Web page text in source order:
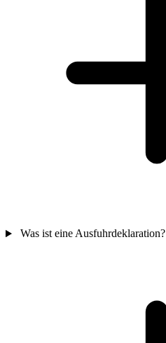
Was ist eine Ausfuhrdeklaration?